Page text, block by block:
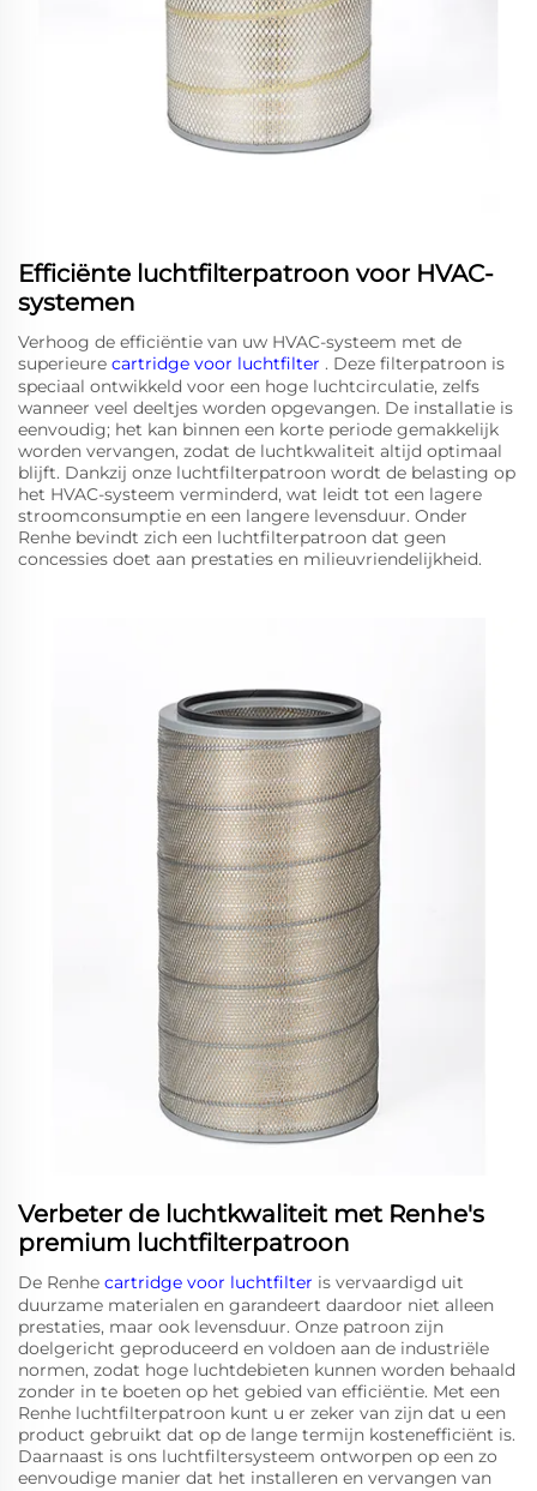
Efficiënte luchtfilterpatroon voor HVAC-
systemen
Verhoog de efficiëntie van uw HVAC-systeem met de
superieure cartridge voor luchtfilter . Deze filterpatroon is
speciaal ontwikkeld voor een hoge luchtcirculatie, zelfs
wanneer veel deeltjes worden opgevangen. De installatie is
eenvoudig; het kan binnen een korte periode gemakkelijk
worden vervangen, zodat de luchtkwaliteit altijd optimaal
blijft. Dankzij onze luchtfilterpatroon wordt de belasting op
het HVAC-systeem verminderd, wat leidt tot een lagere
stroomconsumptie en een langere levensduur. Onder
Renhe bevindt zich een luchtfilterpatroon dat geen
concessies doet aan prestaties en milieuvriendelijkheid.
Verbeter de luchtkwaliteit met Renhe's
premium luchtfilterpatroon
De Renhe cartridge voor luchtfilter is vervaardigd uit
duurzame materialen en garandeert daardoor niet alleen
prestaties, maar ook levensduur. Onze patroon zijn
doelgericht geproduceerd en voldoen aan de industriële
normen, zodat hoge luchtdebieten kunnen worden behaald
zonder in te boeten op het gebied van efficiëntie. Met een
Renhe luchtfilterpatroon kunt u er zeker van zijn dat u een
product gebruikt dat op de lange termijn kostenefficiënt is.
Daarnaast is ons luchtfiltersysteem ontworpen op een zo
eenvoudige manier dat het installeren en vervangen van